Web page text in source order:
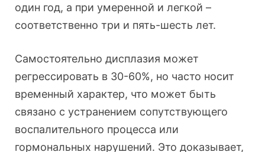
один год, а при умеренной и легкой –
соответственно три и пять-шесть лет.
Самостоятельно дисплазия может
регрессировать в 30-60%, но часто носит
временный характер, что может быть
связано с устранением сопутствующего
воспалительного процесса или
гормональных нарушений. Это доказывает,